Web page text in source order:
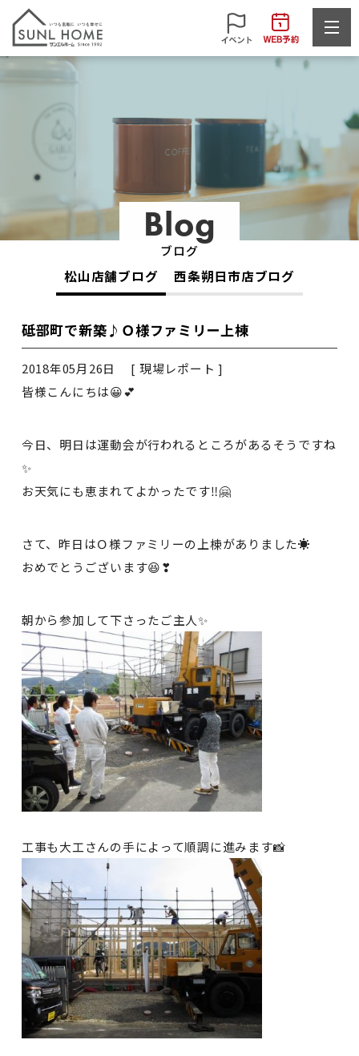
Blog
ブログ
松山店舗ブログ 西条朔日市店ブログ
砥部町で新築♪Ｏ様ファミリー上棟
2018年05月26日 [ 現場レポート ]
皆様こんにちは😀💕
今日、明日は運動会が行われるところがあるそうですね
✨
お天気にも恵まれてよかったです‼🤗
さて、昨日はＯ様ファミリーの上棟がありました☀
おめでとうございます😆❣
朝から参加して下さったご主人✨
工事も大工さんの手によって順調に進みます📸